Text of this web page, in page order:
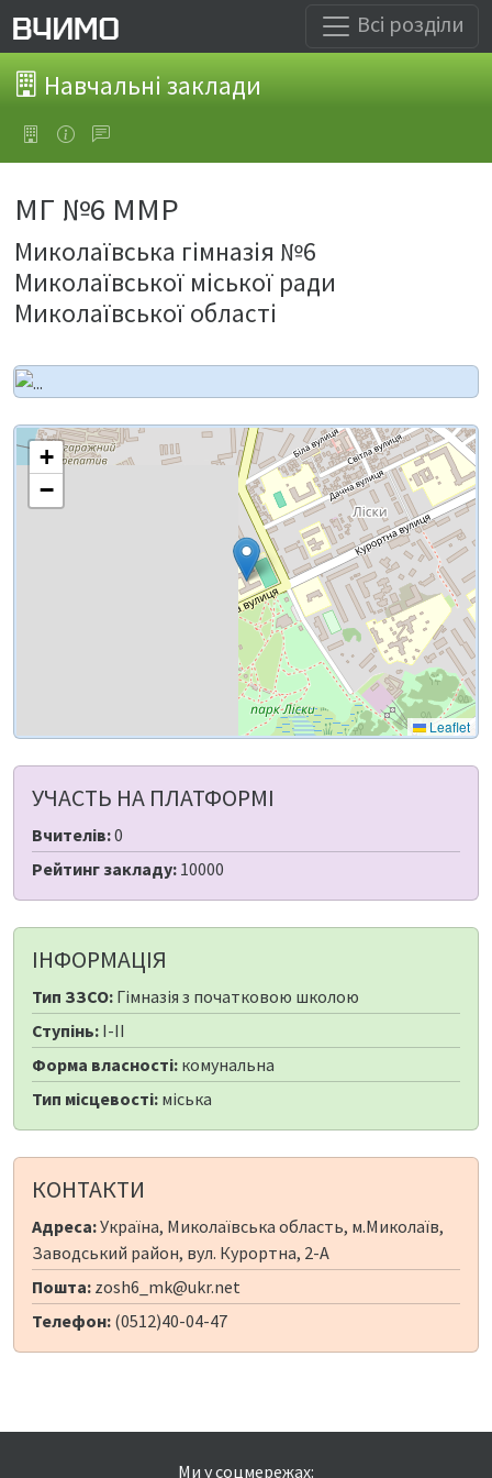
Всі розділи
Навчальні заклади
МГ №6 ММР
Миколаївська гімназія №6
Миколаївської міської ради
Миколаївської області
+
−
Leaflet
УЧАСТЬ НА ПЛАТФОРМІ
Вчителів:0
Рейтинг закладу: 10000
ІНФОРМАЦІЯ
Тип ЗЗСО: Гімназія з початковою школою
Ступінь: I-II
Форма власності: комунальна
Тип місцевості: міська
КОНТАКТИ
Адреса:Україна, Миколаївська область, м.Миколаїв,
Заводський район, вул. Курортна, 2-А
Пошта: zosh6_mk@ukr.net
Телефон: (0512)40-04-47
Ми у соцмережах: